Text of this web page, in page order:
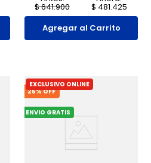
$641.900 $ 481.425
Agregar al Carrito
25% OFF
ENVIO GRATIS
EXCLUSIVO ONLINE